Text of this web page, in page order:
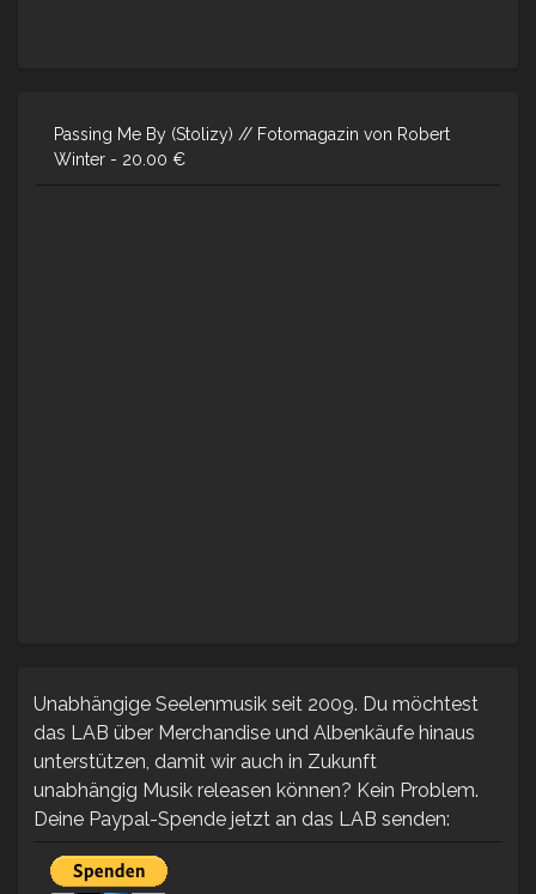
Passing Me By (Stolizy) // Fotomagazin von Robert
Winter - 20.00 €
Unabhängige Seelenmusik seit 2009. Du möchtest
das LAB über Merchandise und Albenkäufe hinaus
unterstützen, damit wir auch in Zukunft
unabhängig Musik releasen können? Kein Problem.
Deine Paypal-Spende jetzt an das LAB senden: